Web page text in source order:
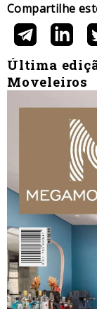
Compartilhe
Última
Moveleiros